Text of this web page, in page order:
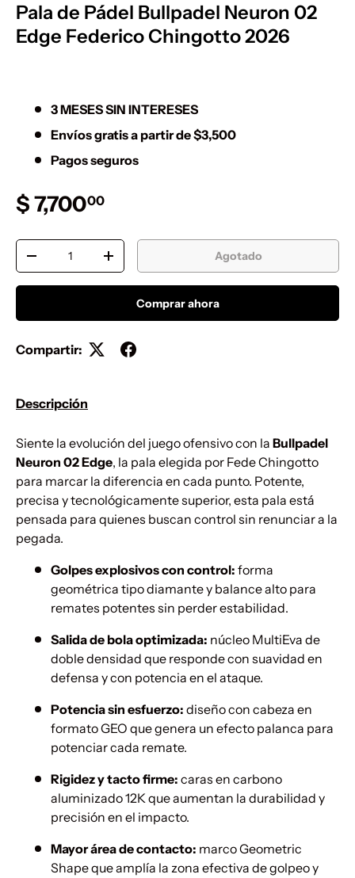
Pala de Pádel Bullpadel Neuron 02
Edge Federico Chingotto 2026
3 MESES SIN INTERESES
Envíos gratis a partir de $3,500
Pagos seguros
Precio normal
$ 7,70000
Cant.
Disminuir cantidadAumentar la cantidadAgotado
Comprar ahora
Compartir:
Descripción
Siente la evolución del juego ofensivo con la Bullpadel
Neuron 02 Edge, la pala elegida por Fede Chingotto
para marcar la diferencia en cada punto. Potente,
precisa y tecnológicamente superior, esta pala está
pensada para quienes buscan control sin renunciar a la
pegada.
Golpes explosivos con control: forma
geométrica tipo diamante y balance alto para
remates potentes sin perder estabilidad.
Salida de bola optimizada: núcleo MultiEva de
doble densidad que responde con suavidad en
defensa y con potencia en el ataque.
Potencia sin esfuerzo: diseño con cabeza en
formato GEO que genera un efecto palanca para
potenciar cada remate.
Rigidez y tacto firme: caras en carbono
aluminizado 12K que aumentan la durabilidad y
precisión en el impacto.
Mayor área de contacto: marco Geometric
Shape que amplía la zona efectiva de golpeo y